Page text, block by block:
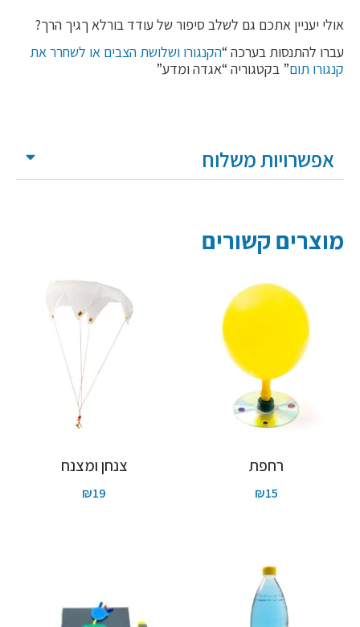
אולי יעניין אתכם גם לשלב סיפור של עודד בורלא ךגיך הרך?
עברו להתנסות בערכה “הקנגורו ושלושת הצבים או לשחרר את
קנגורו תום” בקטגוריה “אגדה ומדע”
אפשרויות משלוח
מוצרים קשורים
רחפת
₪15
צנחן ומצנח
₪19